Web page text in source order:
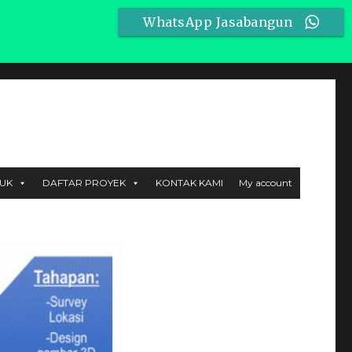
DAFTAR PROYEK KONTAK KAMI My account
WhatsApp Jasabangun